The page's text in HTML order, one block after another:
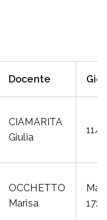
Docente
CIAMARITA
Giulia
11/
OCCHETTO
Marisa